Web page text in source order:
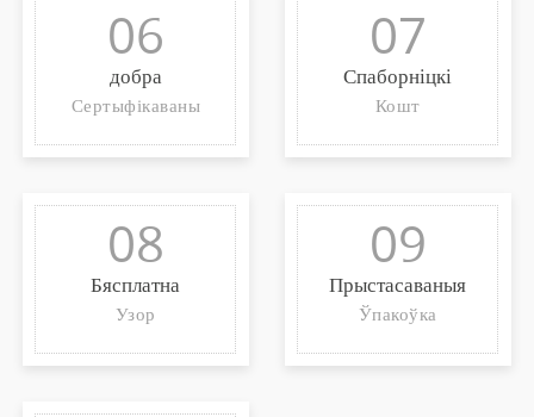
06
добра
Сертыфікаваны
07
Спаборніцкі
Кошт
08
Бясплатна
Узор
09
Прыстасаваныя
Ўпакоўка